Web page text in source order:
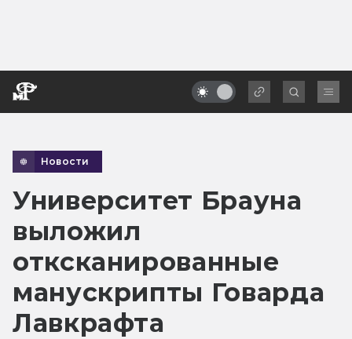
Новости
Университет Брауна
выложил
отксканированные
манускрипты Говарда
Лавкрафта